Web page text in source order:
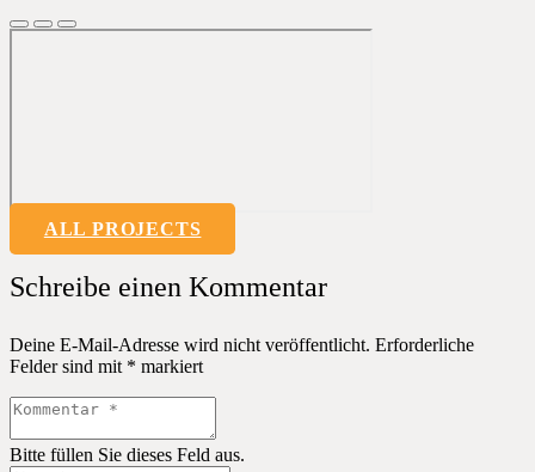
ALL PROJECTS
Schreibe einen Kommentar
Deine E-Mail-Adresse wird nicht veröffentlicht. Erforderliche
Felder sind mit * markiert
Bitte füllen Sie dieses Feld aus.